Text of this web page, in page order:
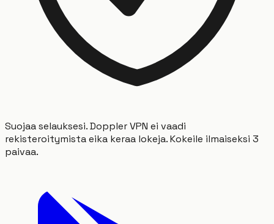
Suojaa selauksesi. Doppler VPN ei vaadi
rekisteroitymista eika keraa lokeja. Kokeile ilmaiseksi 3
paivaa.